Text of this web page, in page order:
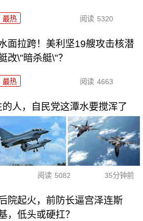
最热 阅读 5320
面拉跨！美利坚19艘攻击核潜
改\"暗杀艇\"？
最热 阅读 4663
人，自民党这潭水要搅浑了
阅读 5082 35分钟前
院起火，前防长逼宫泽连斯
，低头或硬扛？